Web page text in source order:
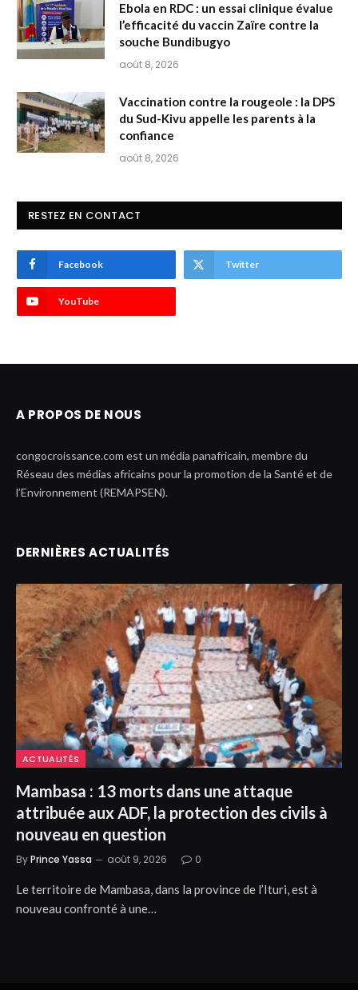
Ebola en RDC : un essai clinique évalue
l’efficacité du vaccin Zaïre contre la
souche Bundibugyo
août 8, 2026
Vaccination contre la rougeole : la DPS
du Sud-Kivu appelle les parents à la
confiance
août 8, 2026
RESTEZ EN CONTACT
Facebook Twitter
YouTube
A PROPOS DE NOUS
congocroissance.com est un média panafricain, membre du
Réseau des médias africains pour la promotion de la Santé et de
l’Environnement (REMAPSEN).
DERNIÈRES ACTUALITÉS
ACTUALITÉS
Mambasa : 13 morts dans une attaque
attribuée aux ADF, la protection des civils à
nouveau en question
ByPrince Yassa août 9, 2026 0
Le territoire de Mambasa, dans la province de l’Ituri, est à
nouveau confronté à une…